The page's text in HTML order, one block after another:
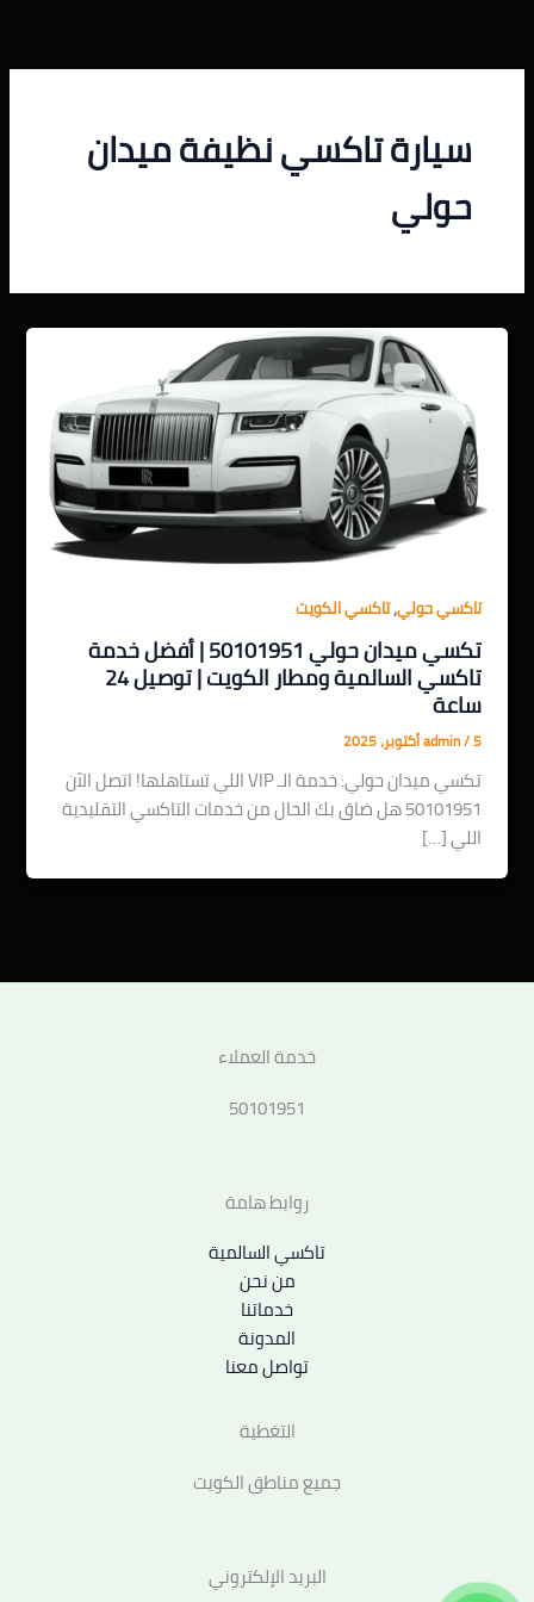
المحتوى
سيارة تاكسي نظيفة ميدان
حولي
تاكسي حولي,تاكسي الكويت
تكسي ميدان حولي 50101951 | أفضل خدمة
تاكسي السالمية ومطار الكويت | توصيل 24
ساعة
admin/5 أكتوبر، 2025
تكسي ميدان حولي: خدمة الـ VIP اللي تستاهلها! اتصل الآن
50101951 هل ضاق بك الحال من خدمات التاكسي التقليدية
اللي […]
خدمة العملاء
50101951
روابط هامة
تاكسي السالمية
من نحن
خدماتنا
المدونة
تواصل معنا
التغطية
جميع مناطق الكويت
البريد الإلكتروني